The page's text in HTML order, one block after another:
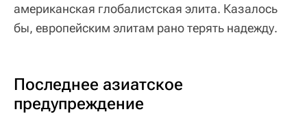
американская глобалистская элита. Казалось
бы, европейским элитам рано терять надежду.
Последнее азиатское
предупреждение